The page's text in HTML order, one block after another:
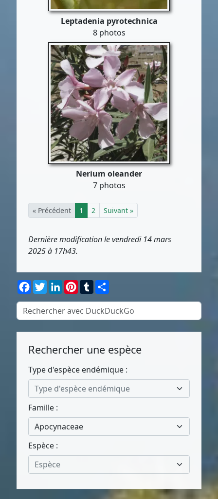
Leptadenia pyrotechnica
8 photos
Nerium oleander
7 photos
« Précédent 1 2 Suivant »
Dernière modification le vendredi 14 mars
2025 à 17h43.
Facebook
TwitterLinkedInPinterest
Tumblr
Rechercher une espèce
Type d'espèce endémique :
Type d'espèce endémique
Famille :
Apocynaceae
Espèce :
Espèce